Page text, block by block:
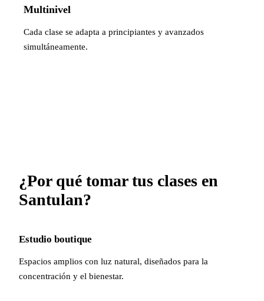
Multinivel
Cada clase se adapta a principiantes y avanzados
simultáneamente.
¿Por qué tomar tus clases en
Santulan?
Estudio boutique
Espacios amplios con luz natural, diseñados para la
concentración y el bienestar.